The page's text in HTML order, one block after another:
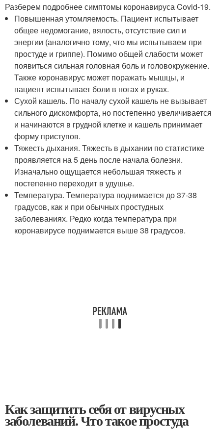
Разберем подробнее симптомы коронавируса Covid-19.
Повышенная утомляемость. Пациент испытывает
общее недомогание, вялость, отсутствие сил и
энергии (аналогично тому, что мы испытываем при
простуде и гриппе). Помимо общей слабости может
появиться сильная головная боль и головокружение.
Также коронавирус может поражать мышцы, и
пациент испытывает боли в ногах и руках.
Сухой кашель. По началу сухой кашель не вызывает
сильного дискомфорта, но постепенно увеличивается
и начинаются в грудной клетке и кашель принимает
форму приступов.
Тяжесть дыхания. Тяжесть в дыхании по статистике
проявляется на 5 день после начала болезни.
Изначально ощущается небольшая тяжесть и
постепенно переходит в удушье.
Температура. Температура поднимается до 37-38
градусов, как и при обычных простудных
заболеваниях. Редко когда температура при
коронавирусе поднимается выше 38 градусов.
Как защитить себя от вирусных
заболеваний. Что такое простуда